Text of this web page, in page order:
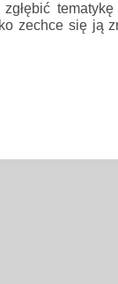
zechce się ją